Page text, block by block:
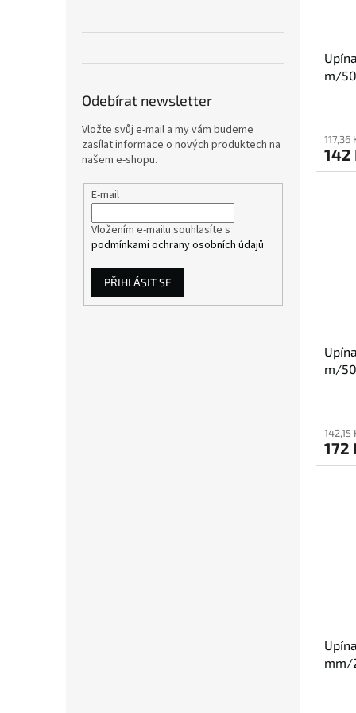
Odebírat newsletter
Vložte svůj e-mail a my vám budeme
zasílat informace o nových produktech na
našem e-shopu.
E-mail
Vložením e-mailu souhlasíte s
podmínkami ochrany osobních údajů
PŘIHLÁSIT SE
m/
117,36
142
m/
142,15
172
mm/